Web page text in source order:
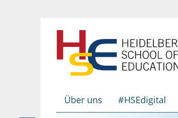
Hauptnavigation
Über uns #HSEdigital